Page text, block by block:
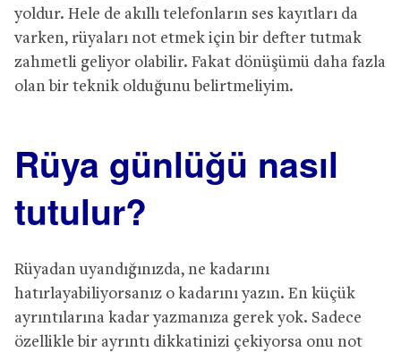
yoldur. Hele de akıllı telefonların ses kayıtları da
varken, rüyaları not etmek için bir defter tutmak
zahmetli geliyor olabilir. Fakat dönüşümü daha fazla
olan bir teknik olduğunu belirtmeliyim.
Rüya günlüğü nasıl
tutulur?
Rüyadan uyandığınızda, ne kadarını
hatırlayabiliyorsanız o kadarını yazın. En küçük
ayrıntılarına kadar yazmanıza gerek yok. Sadece
özellikle bir ayrıntı dikkatinizi çekiyorsa onu not